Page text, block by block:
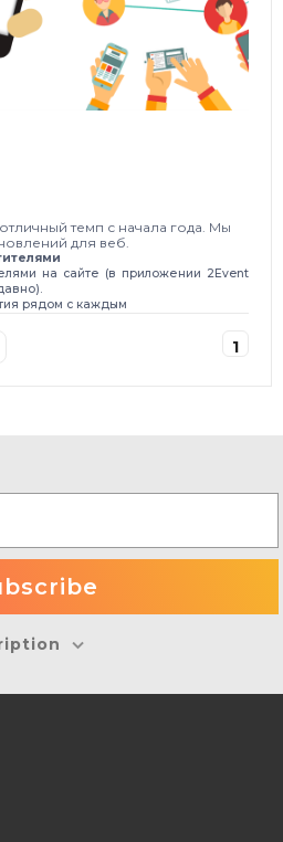
темп с начала года. Мы
для веб.
на сайте (в приложении 2Event
рядом с каждым
1